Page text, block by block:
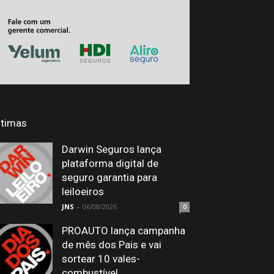
Darwin Seguros lança
plataforma digital de
seguro garantia para
leiloeiros
JNS - 06/08/2026 0
PROAUTO lança campanha
de mês dos Pais e vai
sortear 10 vales-